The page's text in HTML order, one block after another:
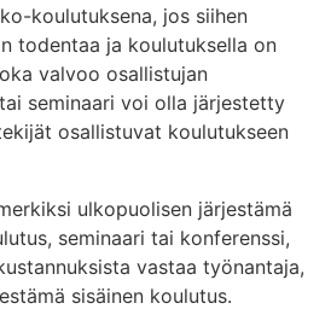
koulutuksena, jos siihen
todentaa ja koulutuksella on
valvoo osallistujan
seminaari voi olla järjestetty
osallistuvat koulutukseen
ulkopuolisen järjestämä
seminaari tai konferenssi,
vastaa työnantaja,
sisäinen koulutus.